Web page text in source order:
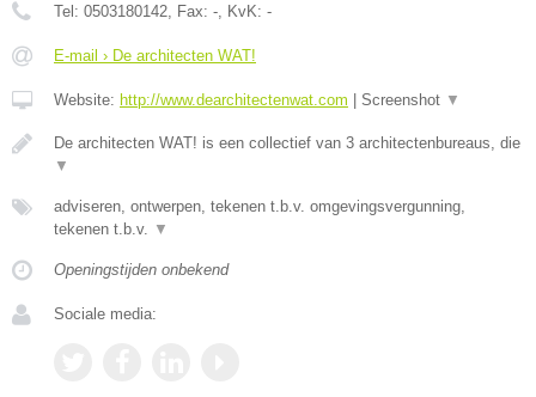
Tel: 0503180142 , Fax: - , KvK: -
E-mail › De architecten WAT!
Website: http://www.dearchitectenwat.com Screenshot ▼
De architecten WAT! is een collectief van 3 architectenbureaus, die
▼
adviseren, ontwerpen, tekenen t.b.v. omgevingsvergunning,
tekenen t.b.v.
▼
Openingstijden onbekend
Sociale media: